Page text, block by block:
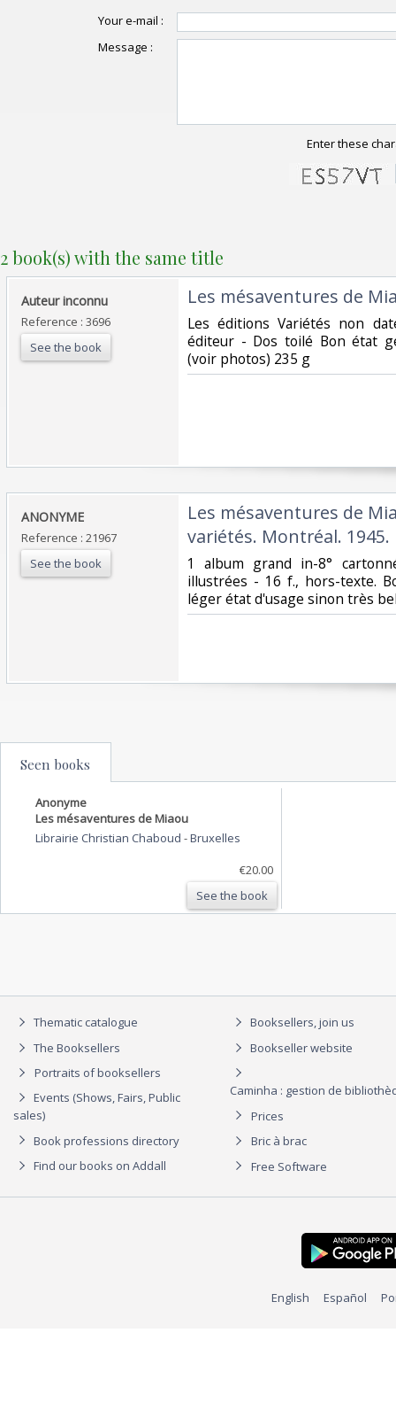
Your e-mail :
Message :
Enter these
2 book(s) with the same title
‎Auteur inconnu‎
Reference : 3696
See the book
‎Les mésaventures de
‎Les éditions Variétés non
éditeur - Dos toilé Bon état
(voir photos) 235 g‎
‎ANONYME ‎
Reference : 21967
See the book
‎Les mésaventures de
variétés. Montréal. 1945.‎
‎1 album grand in-8°
illustrées - 16 f., hors-texte.
léger état d'usage sinon très
Seen books
Anonyme
Les mésaventures de Miaou
Librairie Christian Chaboud -Bruxelles
€20.00
See the book
Thematic catalogue
The Booksellers
Portraits of booksellers
Events (Shows, Fairs, Public
sales)
Book professions directory
Find our books on Addall
Booksellers, join us
Bookseller website
Caminha : gestion de
Prices
Bric à brac
Free Software
English Español